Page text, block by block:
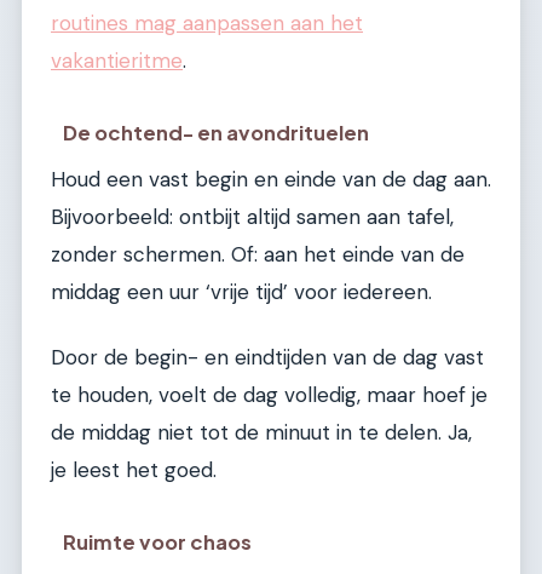
routines mag aanpassen aan het
vakantieritme.
De ochtend- en avondrituelen
Houd een vast begin en einde van de dag aan.
Bijvoorbeeld: ontbijt altijd samen aan tafel,
zonder schermen. Of: aan het einde van de
middag een uur ‘vrije tijd’ voor iedereen.
Door de begin- en eindtijden van de dag vast
te houden, voelt de dag volledig, maar hoef je
de middag niet tot de minuut in te delen. Ja,
je leest het goed.
Ruimte voor chaos